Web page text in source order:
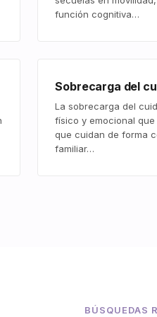
función cognitiva…
Sobrecarga del
La sobrecarga del
físico y emocional
que cuidan de forma
familiar…
BÚSQUEDAS